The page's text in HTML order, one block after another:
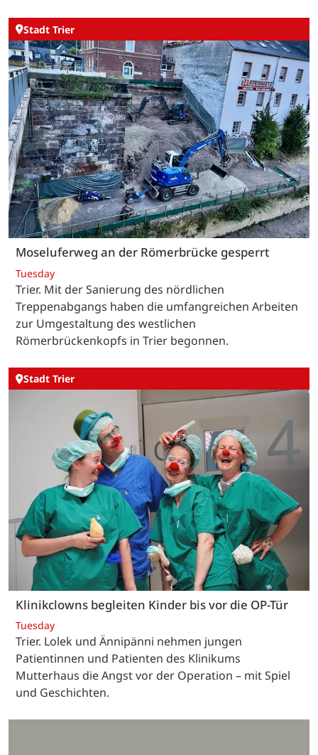
Stadt Trier
Moseluferweg an der Römerbrücke gesperrt
Tuesday
Trier. Mit der Sanierung des nördlichen
Treppenabgangs haben die umfangreichen Arbeiten
zur Umgestaltung des westlichen
Römerbrückenkopfs in Trier begonnen.
Stadt Trier
Klinikclowns begleiten Kinder bis vor die OP-Tür
Tuesday
Trier. Lolek und Ännipänni nehmen jungen
Patientinnen und Patienten des Klinikums
Mutterhaus die Angst vor der Operation – mit Spiel
und Geschichten.